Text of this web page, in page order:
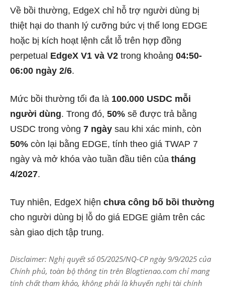
Về bồi thường, EdgeX chỉ hỗ trợ người dùng bị
thiệt hại do thanh lý cưỡng bức vị thế long EDGE
hoặc bị kích hoạt lệnh cắt lỗ trên hợp đồng
perpetual EdgeX V1 và V2 trong khoảng 04:50-
06:00 ngày 2/6.
Mức bồi thường tối đa là 100.000 USDC mỗi
người dùng. Trong đó, 50% sẽ được trả bằng
USDC trong vòng 7 ngày sau khi xác minh, còn
50% còn lại bằng EDGE, tính theo giá TWAP 7
ngày và mở khóa vào tuần đầu tiên của tháng
4/2027.
Tuy nhiên, EdgeX hiện chưa công bố bồi thường
cho người dùng bị lỗ do giá EDGE giảm trên các
sàn giao dịch tập trung.
Disclaimer: Nghị quyết số 05/2025/NQ-CP ngày 9/9/2025 của
Chính phủ, toàn bộ thông tin trên Blogtienao.com chỉ mang
tính chất tham khảo, không phải là khuyến nghị tài chính